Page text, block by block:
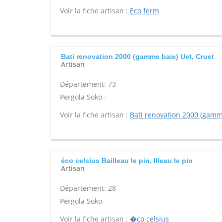
Voir la fiche artisan : Eco ferm
Bati renovation 2000 (gamme baie) Uet, Cruet
Artisan
Département: 73
Pergola Soko -
Voir la fiche artisan : Bati renovation 2000
éco celsius Bailleau le pin, Illeau le pin
Artisan
Département: 28
Pergola Soko -
Voir la fiche artisan : �co celsius